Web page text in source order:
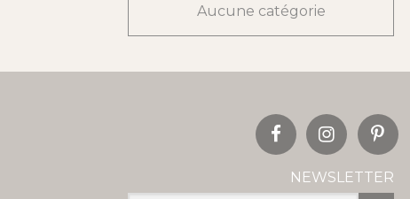
Aucune catégorie
NEWSLETTER